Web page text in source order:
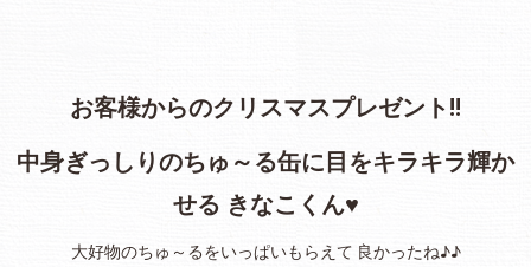
お客様からのクリスマスプレゼント!!
中身ぎっしりのちゅ～る缶に目をキラキラ輝か
せる きなこくん♥
大好物のちゅ～るをいっぱいもらえて 良かったね♪♪